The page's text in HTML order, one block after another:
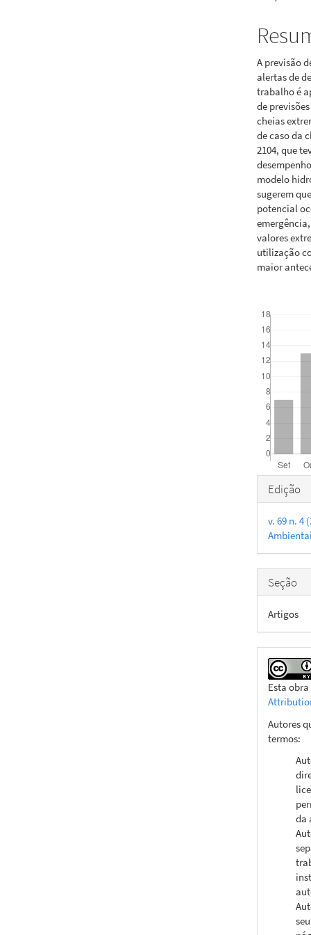
A previsão
alertas de
trabalho é
de
cheias
de caso da
2104, que
modelo
sugerem
potencial
valores
utilização
maior
do
artigo
Edição
v. 69 n. 4
Seção
Artigos
Esta
Autores
termos:
da